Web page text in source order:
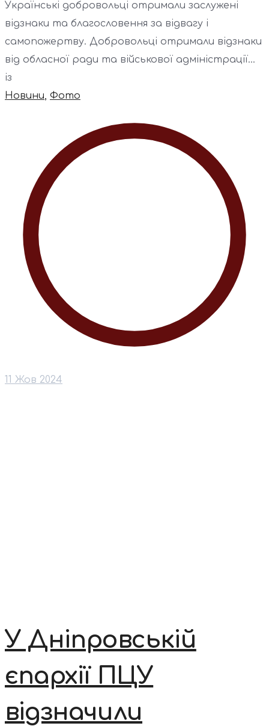
Українські добровольці отримали заслужені
відзнаки та благословення за відвагу і
самопожертву. Добровольці отримали відзнаки
від обласної ради та військової адміністрації...
із
Новини, Фото
11 Жов 2024
У Дніпровській
єпархії ПЦУ
відзначили